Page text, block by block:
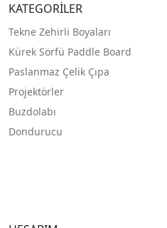
KATEGORİLER
Tekne Zehirli Boyaları
Kürek Sörfü Paddle Board
Paslanmaz Çelik Çıpa
Projektörler
Buzdolabı
Dondurucu